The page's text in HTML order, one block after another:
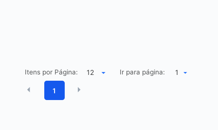
Itens por Página: Ir para página: 1
1